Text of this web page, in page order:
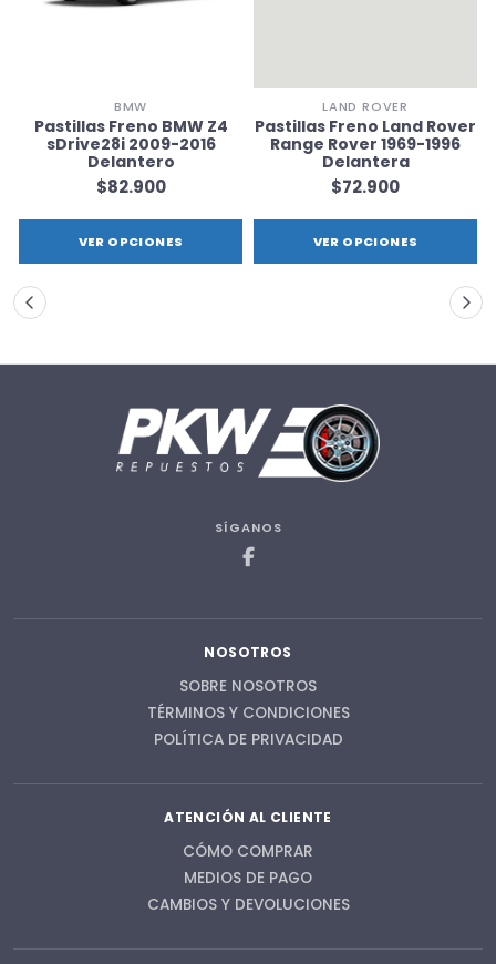
BMW
Pastillas Freno BMW Z4
sDrive28i 2009-2016
Delantero
$82.900
VER OPCIONES
LAND ROVER
Pastillas Freno Land Rover
Range Rover 1969-1996
Delantera
$72.900
VER OPCIONES
SÍGANOS
NOSOTROS
SOBRE NOSOTROS
TÉRMINOS Y CONDICIONES
POLÍTICA DE PRIVACIDAD
ATENCIÓN AL CLIENTE
CÓMO COMPRAR
MEDIOS DE PAGO
CAMBIOS Y DEVOLUCIONES